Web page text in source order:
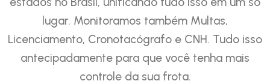
lugar. Monitoramos também Multas,
Licenciamento, Cronotacógrafo e CNH. Tudo isso
antecipadamente para que você tenha mais
controle da sua frota.